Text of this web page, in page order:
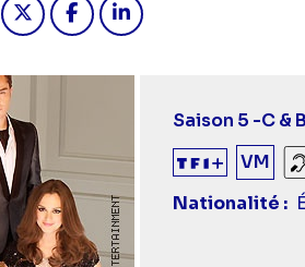
Saison 5 -C &
VM
Nationalité